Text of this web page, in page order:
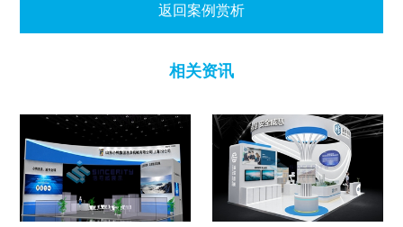
返回案例赏析
相关资讯